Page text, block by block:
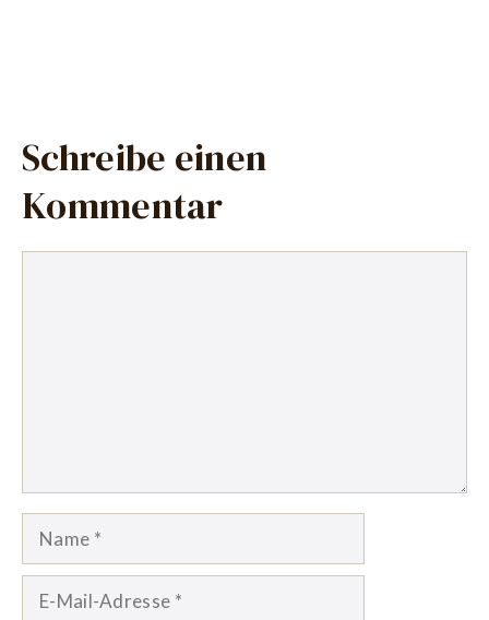
Schreibe einen
Kommentar
Name